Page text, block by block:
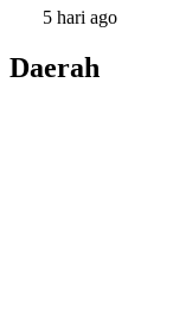
5 hari ago
Daerah